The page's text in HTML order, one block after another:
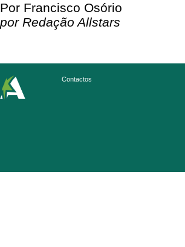
Por Francisco Osório
por Redação Allstars
Contactos